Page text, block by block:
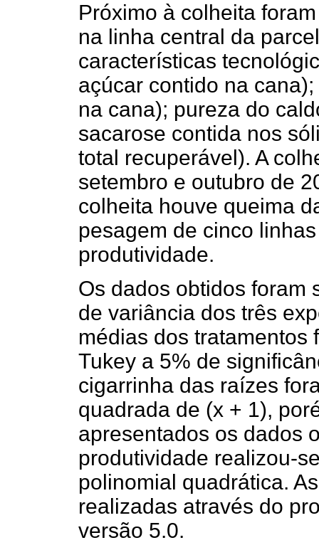
Próximo à colheita
na linha central da
características
açúcar contido na
na cana); pureza do
sacarose contida nos
total recuperável). A
setembro e outubro de
colheita houve queima
pesagem de cinco
produtividade.
Os dados obtidos foram
de variância dos três
médias dos tratamentos
Tukey a 5% de
cigarrinha das raízes
quadrada de (x + 1),
apresentados os dados
produtividade realizou-
polinomial quadrática.
realizadas através do
versão 5.0.